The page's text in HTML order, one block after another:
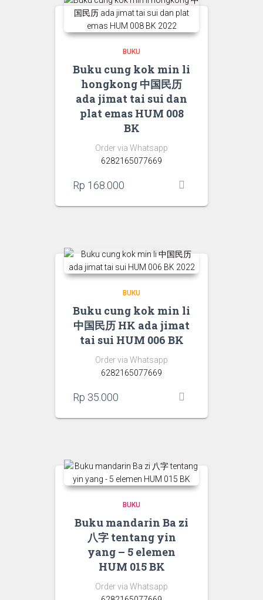
BUKU
Buku cung kok min li
hongkong 中国民历
ada jimat tai sui dan
plat emas HUM 008
BK
Order via Whatsapp
6282165077669
Rp 168.000
BUKU
Buku cung kok min li
中国民历 HK ada jimat
tai sui HUM 006 BK
Order via Whatsapp
6282165077669
Rp 35.000
BUKU
Buku mandarin Ba zi
八字 tentang yin
yang – 5 elemen
HUM 015 BK
Order via Whatsapp